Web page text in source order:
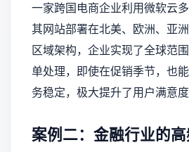
一家跨国电商企业利用微软云
其网站部署在北美、欧洲、亚
区域架构，企业实现了全球范
单处理，即使在促销季节，也
务稳定，极大提升了用户满意度
案例二：金融行业的